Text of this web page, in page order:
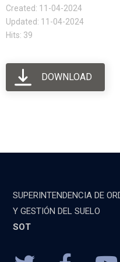
Created: 11-04-2024
Updated: 11-04-2024
Hits: 39
DOWNLOAD
SUPERINTENDENCIA DE
Y GESTIÓN DEL SUELO
SOT